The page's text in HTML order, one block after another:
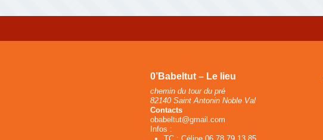
0’Babeltut – Le lieu
chemin du tour du pré
82140 Saint Antonin Noble Val
Contacts
obabeltut@gmail.com
Infos :